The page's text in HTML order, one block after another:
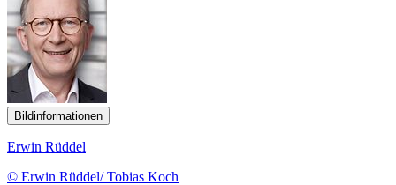
Bildinformationen
Erwin Rüddel
© Erwin Rüddel/ Tobias Koch